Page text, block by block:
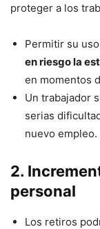
proteger a los
Permitir su
en riesgo la
en momentos
Un trabajador
serias
nuevo empleo.
2.
personal
Los retiros